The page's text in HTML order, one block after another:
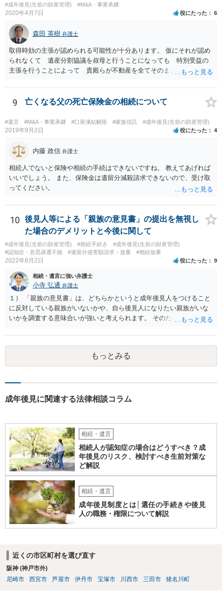
#成年後見(生前の財産管理)
#M&A・事業承継
2020年4月7日 役にたった 6
森田 英樹 弁護士
取得時効の主張が認められる可能性が十分あります。 仮にそれが認め
られなくて 遺産分割協議を叔母と行うことになっても 特別受益の
主張を行うことによって 貴殿らが不動産を全てそのまま取得できる
9 亡くなる父の死亡保険金の相続について
#遺言 #M&A・事業承継 #口座凍結解除 #家族信託 #成年後見(生前の財産管理)
2019年9月2日 役にたった 4
内藤 政信 弁護士
相続人でないと保険や相続の手続はできないですね。 教えてあげれば
いいでしょう。 また、保険金は遺留分減殺請求できないので、受け取
ってください。
10
後見人等による「親族の意見書」の提出を無視し
た場合のデメリットと今後に関して
#成年後見(生前の財産管理) #相続手続き
#成年後見(生前の財産管理)
#認知症・意思疎通不能
#遺留分侵害額請求・放棄 #相続放棄
2022年8月2日 役にたった 9
相続・遺言に強い弁護士
小寺 弘通 弁護士
１） 「親族の意見書」は、どちらかというと成年後見人をつけること
に反対している親族がいないかや、自ら後見人になりたい親族がいな
いかを調査する意味合いが強いと考えられます。 そのため、ご相談の
す。 ２） 場合によっては、介護や被後見人の財産の処分等に関して、
後見人から相談があることも考えられます。 また、お祖母さんがお亡
くなりになった場合、相続人となる可能性がありますが、 その場合は
相続放棄されれば問題ありません。 ３） 完全に拒否する方法はないか
としても、関わりを拒否している親族にあえて連絡をしてくる可能性
もっとみる
成年後見に関連する法律相談コラム
相続・遺言
相続人が認知症の場合はどうすべき？成
年後見のリスク、検討すべき生前対策な
ど解説
相続・遺言
成年後見制度とは│選任の手続きや後見
人の職務・権限について解説
近くの市区町村を選び直す
阪神 (神戸市外)
尼崎市
西宮市 芦屋市 伊丹市 宝塚市 川西市 三田市 猪名川町